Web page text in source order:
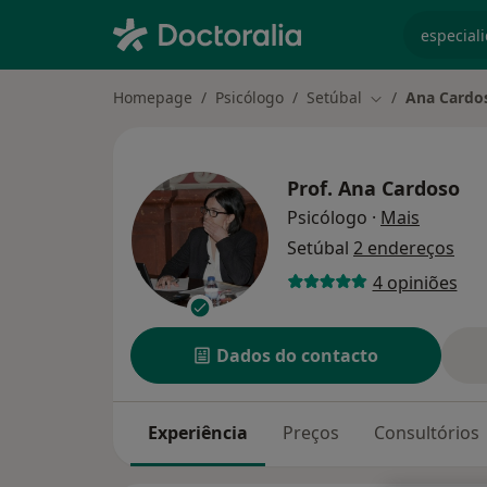
Homepage Psicólogo Setúbal Mudar de
Ana
Prof. Ana Cardoso
Psicólogo · Mais
Setúbal 2 endereços
4 opiniões
Dados do contacto
Experiência Preços Consultórios